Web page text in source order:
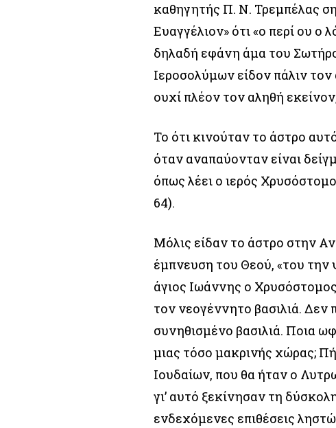
καθηγητής Π. Ν. Τρεμπέλας
Ευαγγέλιον» ότι «ο περί ου ο
δηλαδή εφάνη άμα του
Ιεροσολύμων είδον πάλιν
ουχί πλέον τον αληθή
Το ότι κινούταν το άστρο
όταν αναπαύονταν είναι
όπως λέει ο ιερός
64).
Μόλις είδαν το άστρο στην
έμπνευση του Θεού, «του την
άγιος Ιωάννης ο
τον νεογέννητο βασιλιά.
συνηθισμένο βασιλιά. Ποια
μιας τόσο μακρινής χώρας;
Ιουδαίων, που θα ήταν ο
γι’ αυτό ξεκίνησαν τη
ενδεχόμενες επιθέσεις